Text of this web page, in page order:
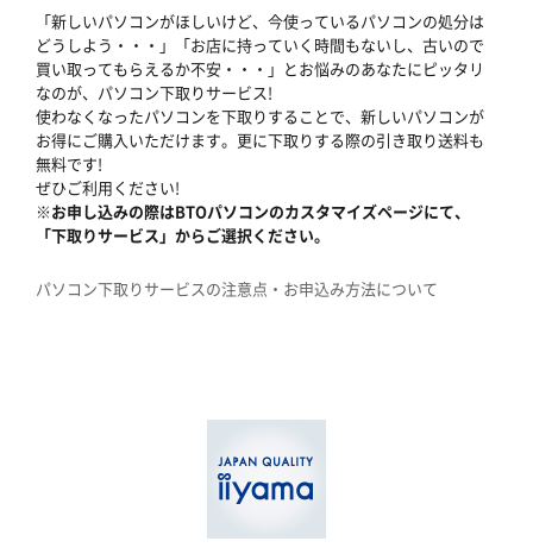
「新しいパソコンがほしいけど、今使っているパソコンの処分は
どうしよう・・・」「お店に持っていく時間もないし、古いので
買い取ってもらえるか不安・・・」とお悩みのあなたにピッタリ
なのが、パソコン下取りサービス!
使わなくなったパソコンを下取りすることで、新しいパソコンが
お得にご購入いただけます。更に下取りする際の引き取り送料も
無料です!
ぜひご利用ください!
※お申し込みの際はBTOパソコンのカスタマイズページにて、
「下取りサービス」からご選択ください。
パソコン下取りサービスの注意点・お申込み方法について